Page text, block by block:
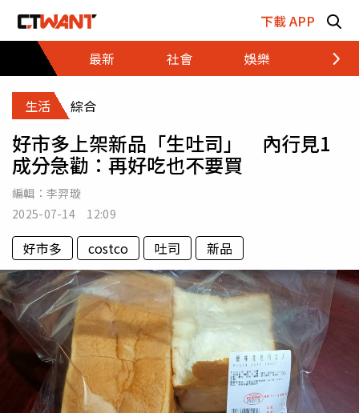
下載 APP
最新
社會 娛樂 財經
生活 綜合
好市多上架新品「生吐司」 內行見1
成分急勸：再好吃也不要買
編輯： 李羿璇
2025-07-14 12:09
好市多 costco 吐司 新品